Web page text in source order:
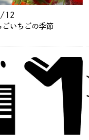
12
ごいちごの季節